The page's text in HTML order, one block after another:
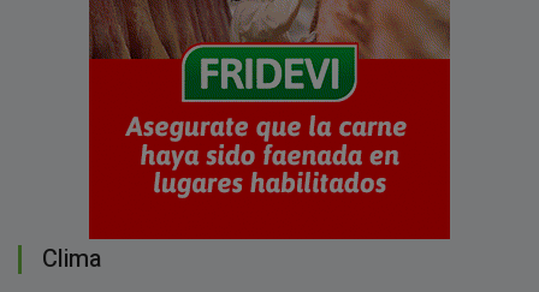
Clima